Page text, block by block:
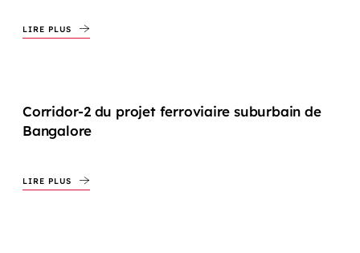
LIRE PLUS
Corridor-2 du projet ferroviaire suburbain de
Bangalore
LIRE PLUS